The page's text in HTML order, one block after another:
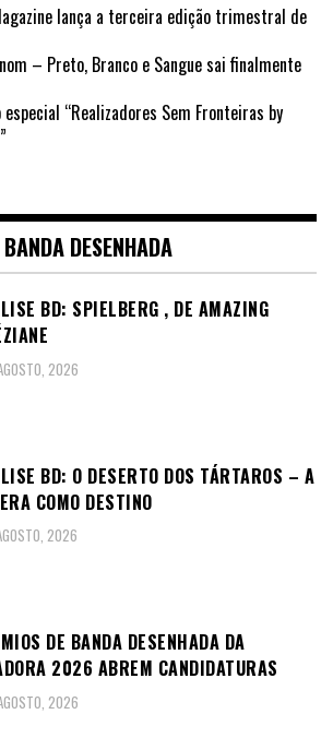
lança a terceira edição trimestral de
– Preto, Branco e Sangue sai finalmente
“Realizadores Sem Fronteiras by
BANDA DESENHADA
BD: SPIELBERG , DE AMAZING
2026
BD: O DESERTO DOS TÁRTAROS – A
COMO DESTINO
2026
DE BANDA DESENHADA DA
2026 ABREM CANDIDATURAS
2026